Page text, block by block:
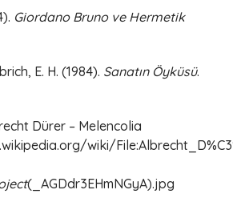
Giordano Bruno ve Hermetik
E. H. (1984). Sanatın Öyküsü.
Dürer – Melencolia
wiki/
(_AGDdr3EHmNGyA).jpg